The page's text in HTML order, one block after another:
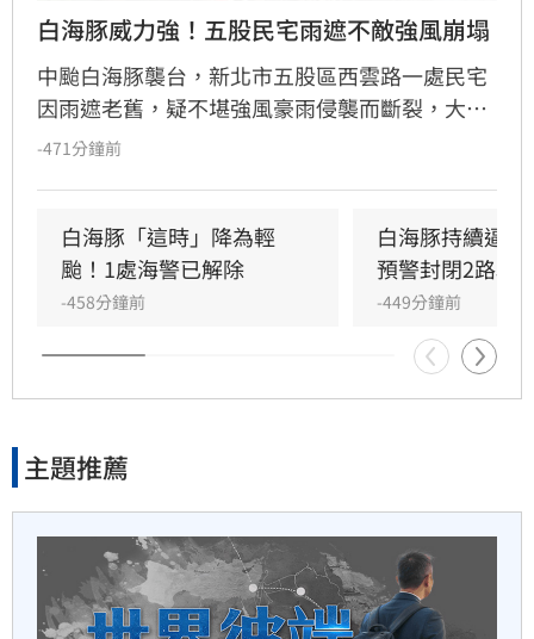
紅襪反攻夢碎　無緣隊史單季
兩度10連勝
42分鐘前
白海豚發威 這處恐海水倒灌 小
心閃電雷擊
45分鐘前
遭挖昔罵陳時中　黃智賢戰網
林志玲罕曬兒子長大近照 被讚
有Akira影子
51分鐘前
白海豚威力強！五股民宅雨遮不敵強風崩塌
中颱白海豚襲台，新北市五股區西雲路一處民宅
因雨遮老舊，疑不堪強風豪雨侵襲而斷裂，大量
磚石與殘骸掉落街頭，所幸未釀人員傷亡。蘆洲
影響於今日上午最劇，氣象署針對北台灣及中部
山區發布豪雨特報，提醒民眾留意強風及劇烈降
雨，務必檢查家中老舊設施，預防墜落危險，並
注意午後天氣變化，盡量避免前往山區活動以確
保安全。
-471分鐘前
白海豚「這時」降為輕
颱！1處海警已解除
-458分鐘前
白海豚持續逼
預警封閉2路段
-449分鐘前
主題推薦